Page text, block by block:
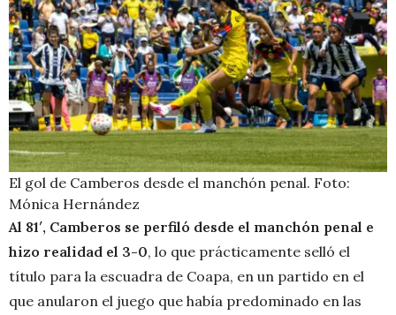
El gol de Camberos desde el manchón penal. Foto:
Mónica Hernández
Al 81′, Camberos se perfiló desde el manchón penal e
hizo realidad el 3-0, lo que prácticamente selló el
título para la escuadra de Coapa, en un partido en el
que anularon el juego que había predominado en las